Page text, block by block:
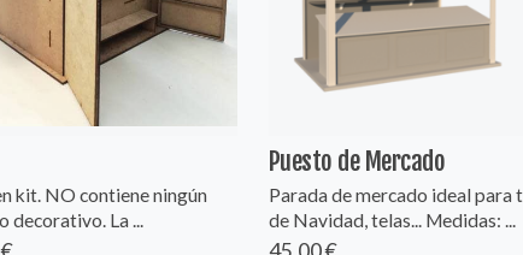
kit. NO contiene ningún
decorativo. La ...
Puesto de Mercado
Parada de mercado ideal para
de Navidad, telas... Medidas: ...